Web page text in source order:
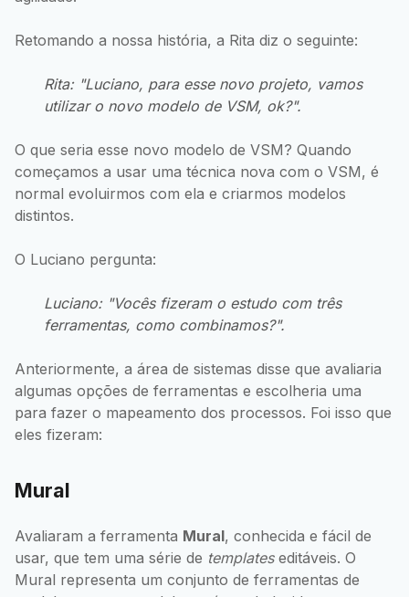
Retomando a nossa história, a Rita diz o seguinte:
Rita: "Luciano, para esse novo projeto, vamos
utilizar o novo modelo de VSM, ok?".
O que seria esse novo modelo de VSM? Quando
começamos a usar uma técnica nova com o VSM, é
normal evoluirmos com ela e criarmos modelos
distintos.
O Luciano pergunta:
Luciano: "Vocês fizeram o estudo com três
ferramentas, como combinamos?".
Anteriormente, a área de sistemas disse que avaliaria
algumas opções de ferramentas e escolheria uma
para fazer o mapeamento dos processos. Foi isso que
eles fizeram:
Mural
Avaliaram a ferramenta Mural, conhecida e fácil de
usar, que tem uma série de templateseditáveis. O
Mural representa um conjunto de ferramentas de